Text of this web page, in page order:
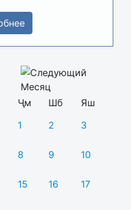
Ҷм Шб
Яш
1
2 3
8 9 10
15 16 17